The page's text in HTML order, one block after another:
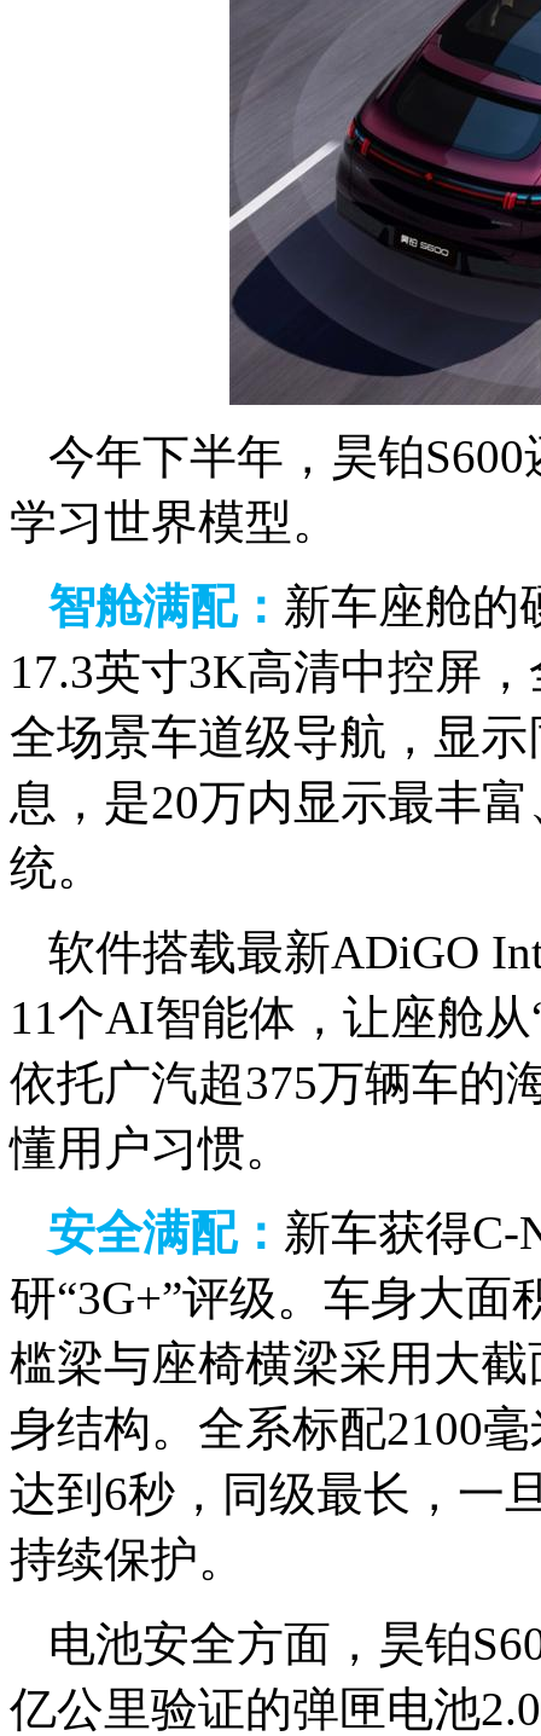
今年下半年，昊铂
学习世界模型。
智舱满配： 新车座舱的
17.3英寸3K高清中控屏
全场景车道级导航，显
息，是20万内显示最丰
统。
软件搭载最新ADiGO
11个AI智能体，让座舱
依托广汽超375万辆车的
懂用户习惯。
安全满配： 新车获得C-
研“3G+”评级。车身大面
槛梁与座椅横梁采用大
身结构。全系标配2100
达到6秒，同级最长，一
持续保护。
电池安全方面，昊铂
亿公里验证的弹匣电池